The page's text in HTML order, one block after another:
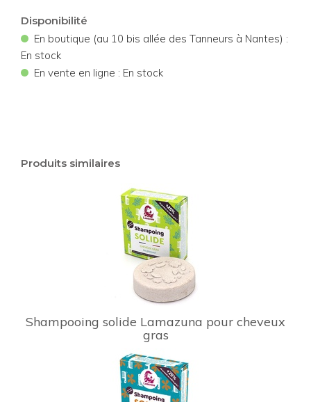
Disponibilité
• En boutique (au 10 bis allée des Tanneurs à Nantes) :
En stock
• En vente en ligne : En stock
Produits similaires
Shampooing solide Lamazuna pour cheveux
gras